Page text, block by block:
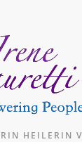
HEILERIN